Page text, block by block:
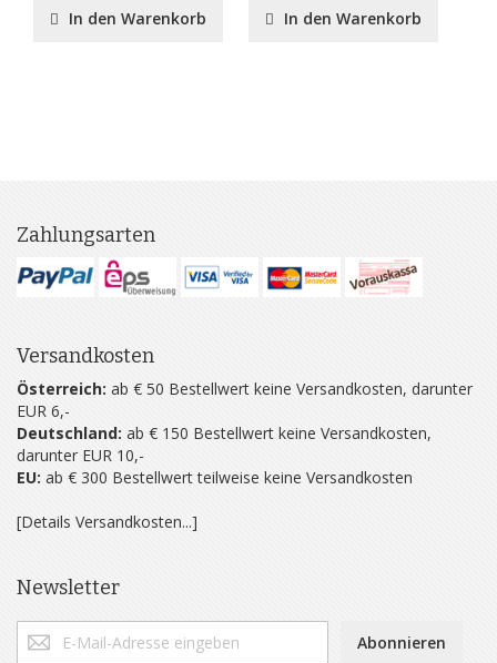
In den Warenkorb In den Warenkorb
Zahlungsarten
Versandkosten
Österreich: ab € 50 Bestellwert keine Versandkosten, darunter
EUR 6,-
Deutschland: ab € 150 Bestellwert keine Versandkosten,
darunter EUR 10,-
EU: ab € 300 Bestellwert teilweise keine Versandkosten
[Details Versandkosten...]
Newsletter
Abonnieren